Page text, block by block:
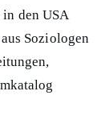
den USA
Soziologen